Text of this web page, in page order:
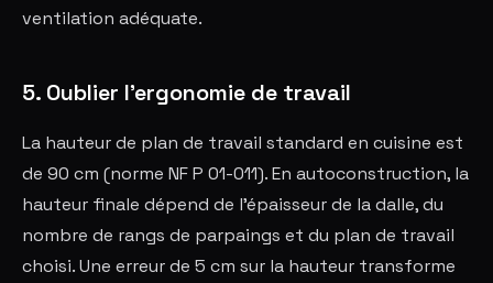
ventilation adéquate.
5. Oublier l'ergonomie de travail
La hauteur de plan de travail standard en cuisine est
de 90 cm (norme NF P 01-011). En autoconstruction, la
hauteur finale dépend de l'épaisseur de la dalle, du
nombre de rangs de parpaings et du plan de travail
choisi. Une erreur de 5 cm sur la hauteur transforme